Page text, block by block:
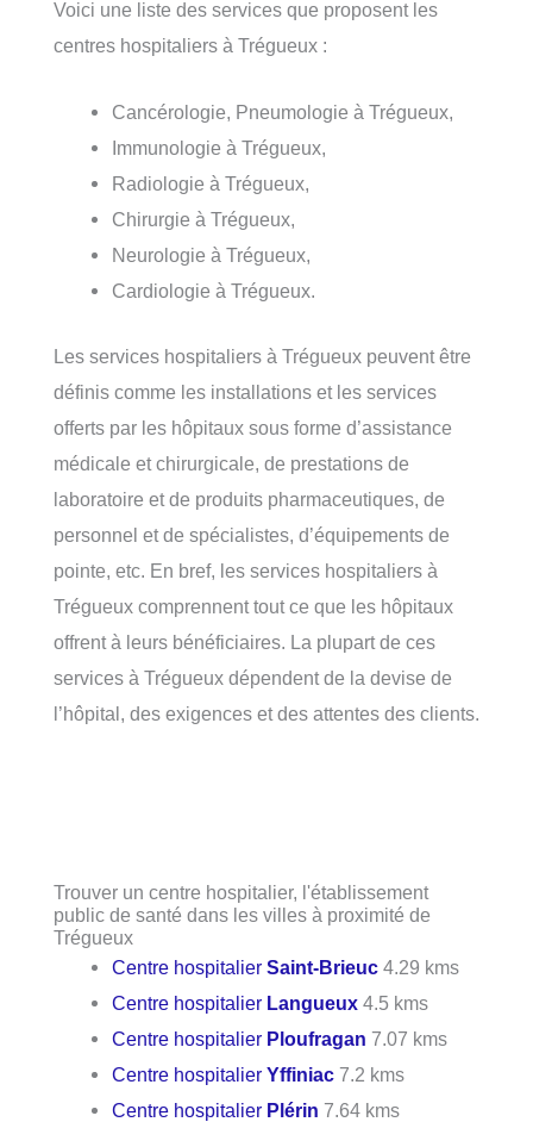
Voici une liste des services que proposent les
centres hospitaliers à Trégueux :
Cancérologie, Pneumologie à Trégueux,
Immunologie à Trégueux,
Radiologie à Trégueux,
Chirurgie à Trégueux,
Neurologie à Trégueux,
Cardiologie à Trégueux.
Les services hospitaliers à Trégueux peuvent être
définis comme les installations et les services
offerts par les hôpitaux sous forme d’assistance
médicale et chirurgicale, de prestations de
laboratoire et de produits pharmaceutiques, de
personnel et de spécialistes, d’équipements de
pointe, etc. En bref, les services hospitaliers à
Trégueux comprennent tout ce que les hôpitaux
offrent à leurs bénéficiaires. La plupart de ces
services à Trégueux dépendent de la devise de
l’hôpital, des exigences et des attentes des clients.
Trouver un centre hospitalier, l'établissement
public de santé dans les villes à proximité de
Trégueux
Centre hospitalierSaint-Brieuc 4.29 kms
Centre hospitalier Langueux 4.5 kms
Centre hospitalier Ploufragan 7.07 kms
Centre hospitalierYffiniac 7.2 kms
Centre hospitalier Plérin 7.64 kms